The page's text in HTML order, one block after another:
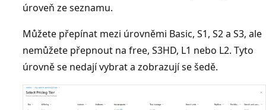
úroveň ze seznamu.
Můžete přepínat mezi úrovněmi Basic, S1, S2 a S3, ale
nemůžete přepnout na free, S3HD, L1 nebo L2. Tyto
úrovně se nedají vybrat a zobrazují se šedě.